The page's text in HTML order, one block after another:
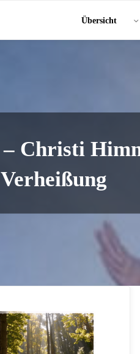
Übersicht
– Christi